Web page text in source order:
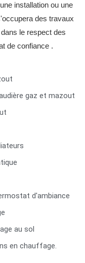
installation ou une
des travaux
le respect des
de confiance .
gaz et mazout
d'ambiance
au sol
en chauffage.